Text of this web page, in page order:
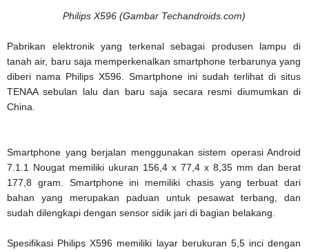
Philips X596 (Gambar Techandroids.com)
Pabrikan elektronik yang terkenal sebagai produsen lampu di
tanah air, baru saja memperkenalkan smartphone terbarunya yang
diberi nama Philips X596. Smartphone ini sudah terlihat di situs
TENAA sebulan lalu dan baru saja secara resmi diumumkan di
China.
Smartphone yang berjalan menggunakan sistem operasi Android
7.1.1 Nougat memiliki ukuran 156,4 x 77,4 x 8,35 mm dan berat
177,8 gram. Smartphone ini memiliki chasis yang terbuat dari
bahan yang merupakan paduan untuk pesawat terbang, dan
sudah dilengkapi dengan sensor sidik jari di bagian belakang.
Spesifikasi Philips X596 memiliki layar berukuran 5,5 inci dengan